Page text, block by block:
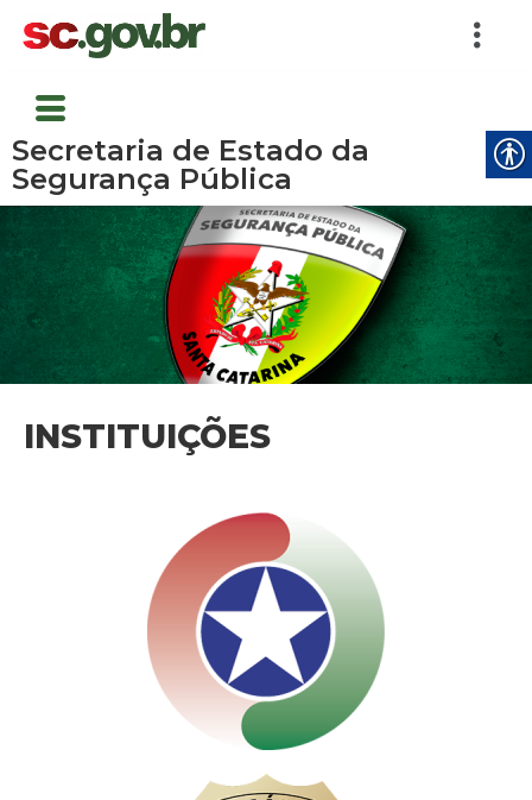
Secretaria de Estado da
Segurança Pública
INSTITUIÇÕES